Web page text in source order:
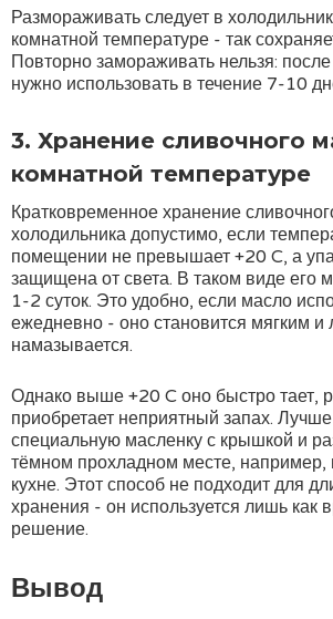
Размораживать следует в
комнатной температуре - так
Повторно замораживать нельзя:
нужно использовать в течение 7-10
3. Хранение сливочного
комнатной температуре
Кратковременное хранение
холодильника допустимо, если
помещении не превышает +20 C, а
защищена от света. В таком виде его
1-2 суток. Это удобно, если масло
ежедневно - оно становится мягким и
намазывается.
Однако выше +20 C оно быстро тает,
приобретает неприятный запах.
специальную масленку с крышкой и
тёмном прохладном месте,
кухне. Этот способ не подходит для
хранения - он используется лишь как
решение.
Вывод